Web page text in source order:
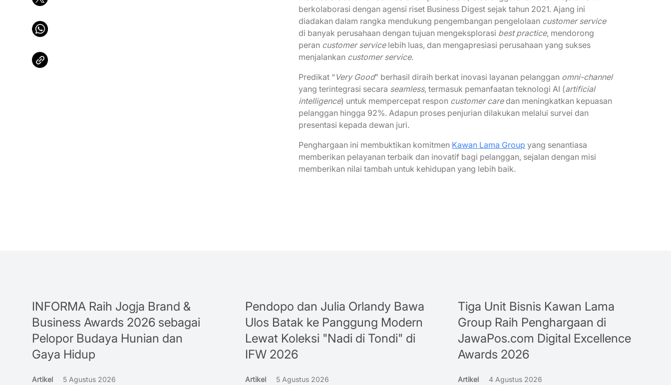
berkolaborasi dengan agensi riset Business Digest sejak tahun 2021. Ajang ini
diadakan dalam rangka mendukung pengembangan pengelolaan customer service
di banyak perusahaan dengan tujuan mengeksplorasi best practice, mendorong
peran customer servicelebih luas, dan mengapresiasi perusahaan yang sukses
menjalankan customer service.
Predikat “ Very Good” berhasil diraih berkat inovasi layanan pelanggan omni-channel
yang terintegrasi secara seamless, termasuk pemanfaatan teknologi AI (artificial
intelligence) untuk mempercepat respon customer caredan meningkatkan kepuasan
pelanggan hingga 92%. Adapun proses penjurian dilakukan melalui survei dan
presentasi kepada dewan juri.
Penghargaan ini membuktikan komitmen Kawan Lama Group yang senantiasa
memberikan pelayanan terbaik dan inovatif bagi pelanggan, sejalan dengan misi
memberikan nilai tambah untuk kehidupan yang lebih baik.
INFORMA Raih Jogja Brand &
Business Awards 2026 sebagai
Pelopor Budaya Hunian dan
Gaya Hidup
Artikel 5 Agustus 2026
Pendopo dan Julia Orlandy Bawa
Ulos Batak ke Panggung Modern
Lewat Koleksi "Nadi di Tondi" di
IFW 2026
Artikel 5 Agustus 2026
Tiga Unit Bisnis Kawan Lama
Group Raih Penghargaan di
JawaPos.com Digital Excellence
Awards 2026
Artikel 4 Agustus 2026